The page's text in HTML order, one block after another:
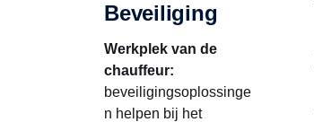
Beveiliging
Werkplek van de
chauffeur:
beveiligingsoplossinge
n helpen bij het